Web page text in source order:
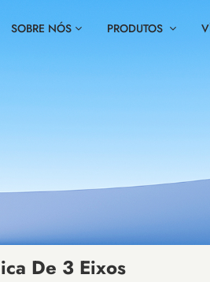
SOBRE NÓS PRODUTOS
De 3 Eixos